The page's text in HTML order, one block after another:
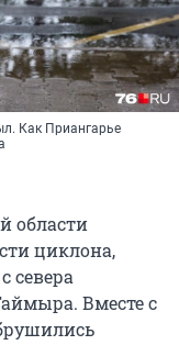
Как Приангарье
области
циклона,
севера
Вместе с